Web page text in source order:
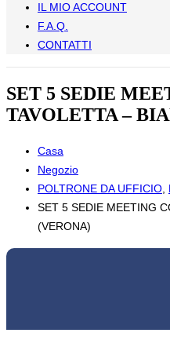
IL MIO ACCOUNT
F.A.Q.
CONTATTI
SET 5 SEDIE
TAVOLETTA –
Casa
Negozio
POLTRONE DA UFFICIO
SET 5 SEDIE MEETING
(VERONA)